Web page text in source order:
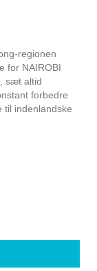
regionen
for NAIROBI
sæt altid
forbedre
til indenlandske